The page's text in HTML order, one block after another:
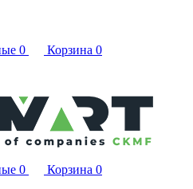
0 Корзина 0
0 Корзина 0